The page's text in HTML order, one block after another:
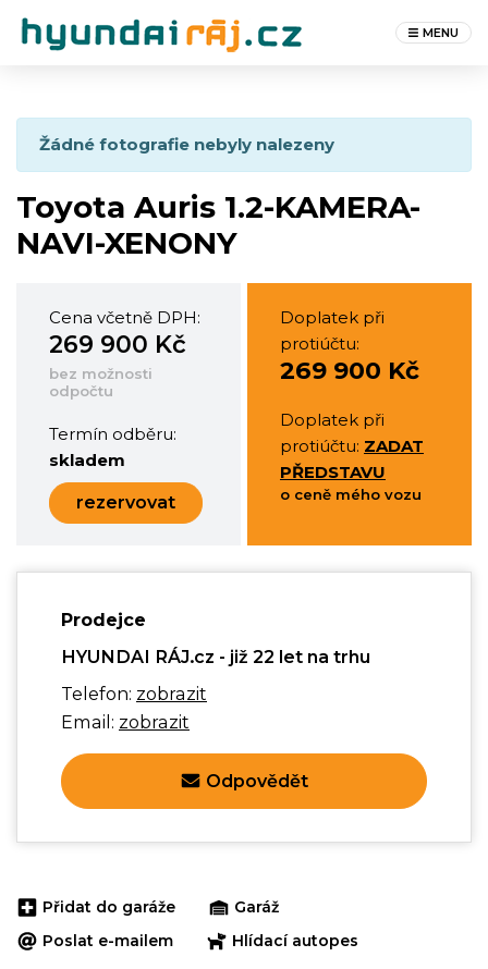
MENU
Žádné fotografie nebyly nalezeny
Toyota Auris 1.2-KAMERA-
NAVI-XENONY
Cena včetně DPH:
269 900 Kč
bez možnosti
odpočtu
Termín odběru:
skladem
rezervovat
Doplatek při
protiúčtu:
269 900 Kč
Doplatek při
protiúčtu: ZADAT
PŘEDSTAVU
o ceně mého vozu
Prodejce
HYUNDAI RÁJ.cz - již 22 let na trhu
Telefon: zobrazit
Email: zobrazit
Odpovědět
Přidat do garáže
Garáž
Poslat e-mailem
Hlídací autopes